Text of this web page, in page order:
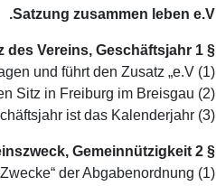
Satzung zusammen leben e.V.
§ 1 Name und Sitz des Vereins, Geschäftsjahr
(1) Der Verein führt den Namen „zusammen leben“. Er ist in das Vereinsregister eingetragen und führt den Zusatz „e.V.".
(2) Der Verein hat seinen Sitz in Freiburg im Breisgau.
(3) Das Geschäftsjahr ist das Kalenderjahr.
§ 2 Vereinszweck, Gemeinnützigkeit
(1) Der Verein verfolgt ausschließlich und unmittelbar gemeinnützige Zwecke im Sinne des Abschnitts „Steuerbegünstigte Zwecke“ der Abgabenordnung.